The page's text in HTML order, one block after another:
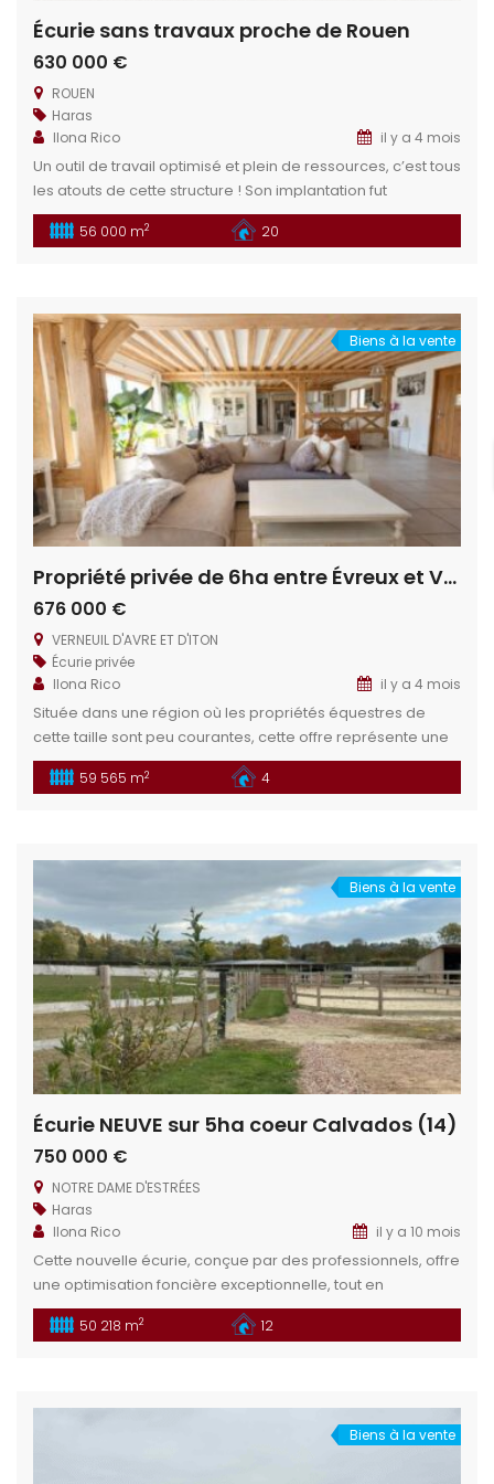
Écurie sans travaux proche de Rouen
630 000 €
ROUEN
Haras
Ilona Rico
il y a 4 mois
Un outil de travail optimisé et plein de ressources, c’est tous
les atouts de cette structure ! Son implantation fut
mûrement réfléchie pour s’adapter à beaucoup de projets.
Écurie pro/privée, propriétaires, active, enseignement ou
Idéalement situé à 40 minutes […]
56 000 m2 20
Biens à la vente
Propriété privée de 6ha entre Évreux et Verneuil sur Avre
676 000 €
VERNEUIL D'AVRE ET D'ITON
Écurie privée
Ilona Rico
il y a 4 mois
Située dans une région où les propriétés équestres de
cette taille sont peu courantes, cette offre représente une
chance inégalée. Plusieurs projets peuvent être envisagés
sur ce domaine : gîte rural, chambre d’hôte, élevage privé.
Situation géographique : […]
59 565 m2 4
Biens à la vente
Écurie NEUVE sur 5ha coeur Calvados (14)
750 000 €
NOTRE DAME D'ESTRÉES
Haras
Ilona Rico
il y a 10 mois
Cette nouvelle écurie, conçue par des professionnels, offre
une optimisation foncière exceptionnelle, tout en
garantissant un confort maximal pour le repreneur. Située
dans une région où les sabots résonnent, elle est
écurie de propriétaires, annexe […]
50 218 m2 12
Biens à la vente